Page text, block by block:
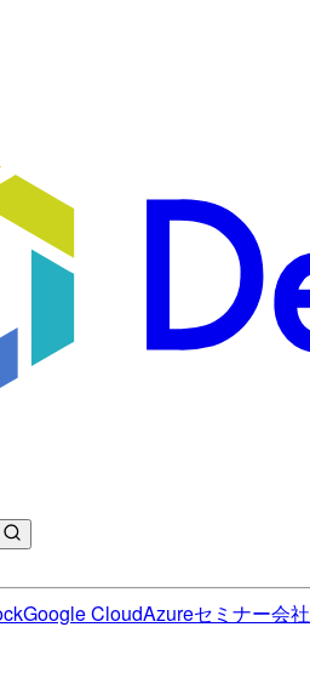
Google CloudAzureセミナー会